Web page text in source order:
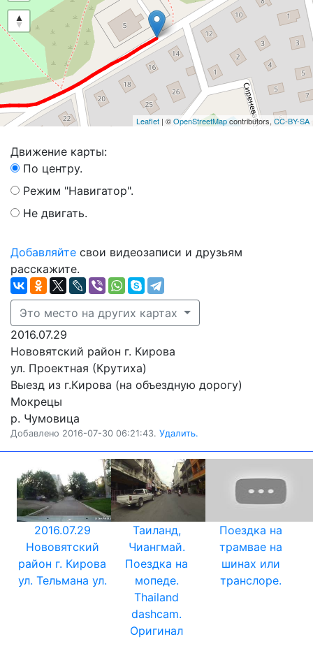
Leaflet | ©OpenStreetMapcontributors, CC-BY-SA
Движение карты:
По центру.
Режим "Навигатор".
Не двигать.
Добавляйте свои видеозаписи и друзьям
расскажите.
Это место на других картах
2016.07.29
Нововятский район г. Кирова
ул. Проектная (Крутиха)
Выезд из г.Кирова (на объездную дорогу)
Мокрецы
р. Чумовица
Добавлено 2016-07-30 06:21:43. Удалить.
2016.07.29
Нововятский
район г. Кирова
ул. Тельмана ул.
Таиланд,
Чиангмай.
Поездка на
мопеде.
Thailand
dashcam.
Оригинал
Поездка на
трамвае на
шинах или
транслоре.